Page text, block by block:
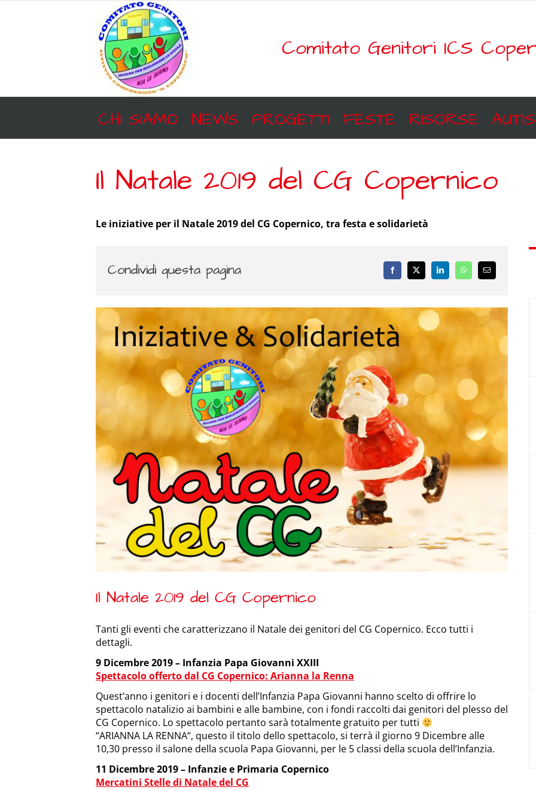
Comitato Genitori ICS
CHI SIAMO NEWS PROGETTI FESTE RISORSE
Il Natale 2019 del CG Copernico
Le iniziative per il Natale 2019 del CG Copernico, tra festa e solidarietà
Condividi questa pagina Facebook
X LinkedInWhatsAppEmail
Il Natale 2019 del CG Copernico
Tanti gli eventi che caratterizzano il Natale dei genitori del CG Copernico. Ecco tutti i
dettagli.
9 Dicembre 2019 – Infanzia Papa Giovanni XXIII
Spettacolo offerto dal CG Copernico: Arianna la Renna
Quest’anno i genitori e i docenti dell’Infanzia Papa Giovanni hanno scelto di offrire lo
spettacolo natalizio ai bambini e alle bambine, con i fondi raccolti dai genitori del plesso del
CG Copernico. Lo spettacolo pertanto sarà totalmente gratuito per tutti
“ARIANNA LA RENNA“, questo il titolo dello spettacolo, si terrà il giorno 9 Dicembre alle
10,30 presso il salone della scuola Papa Giovanni, per le 5 classi della scuola dell’Infanzia.
11 Dicembre 2019 – Infanzie e Primaria Copernico
Mercatini Stelle di Natale del CG